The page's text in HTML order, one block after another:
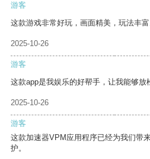
游客
这款游戏非常好玩，画面精美，玩法丰富
2025-10-26
游客
这款app是我娱乐的好帮手，让我能够放
2025-10-26
游客
这款加速器VPM应用程序已经为我们带
护。